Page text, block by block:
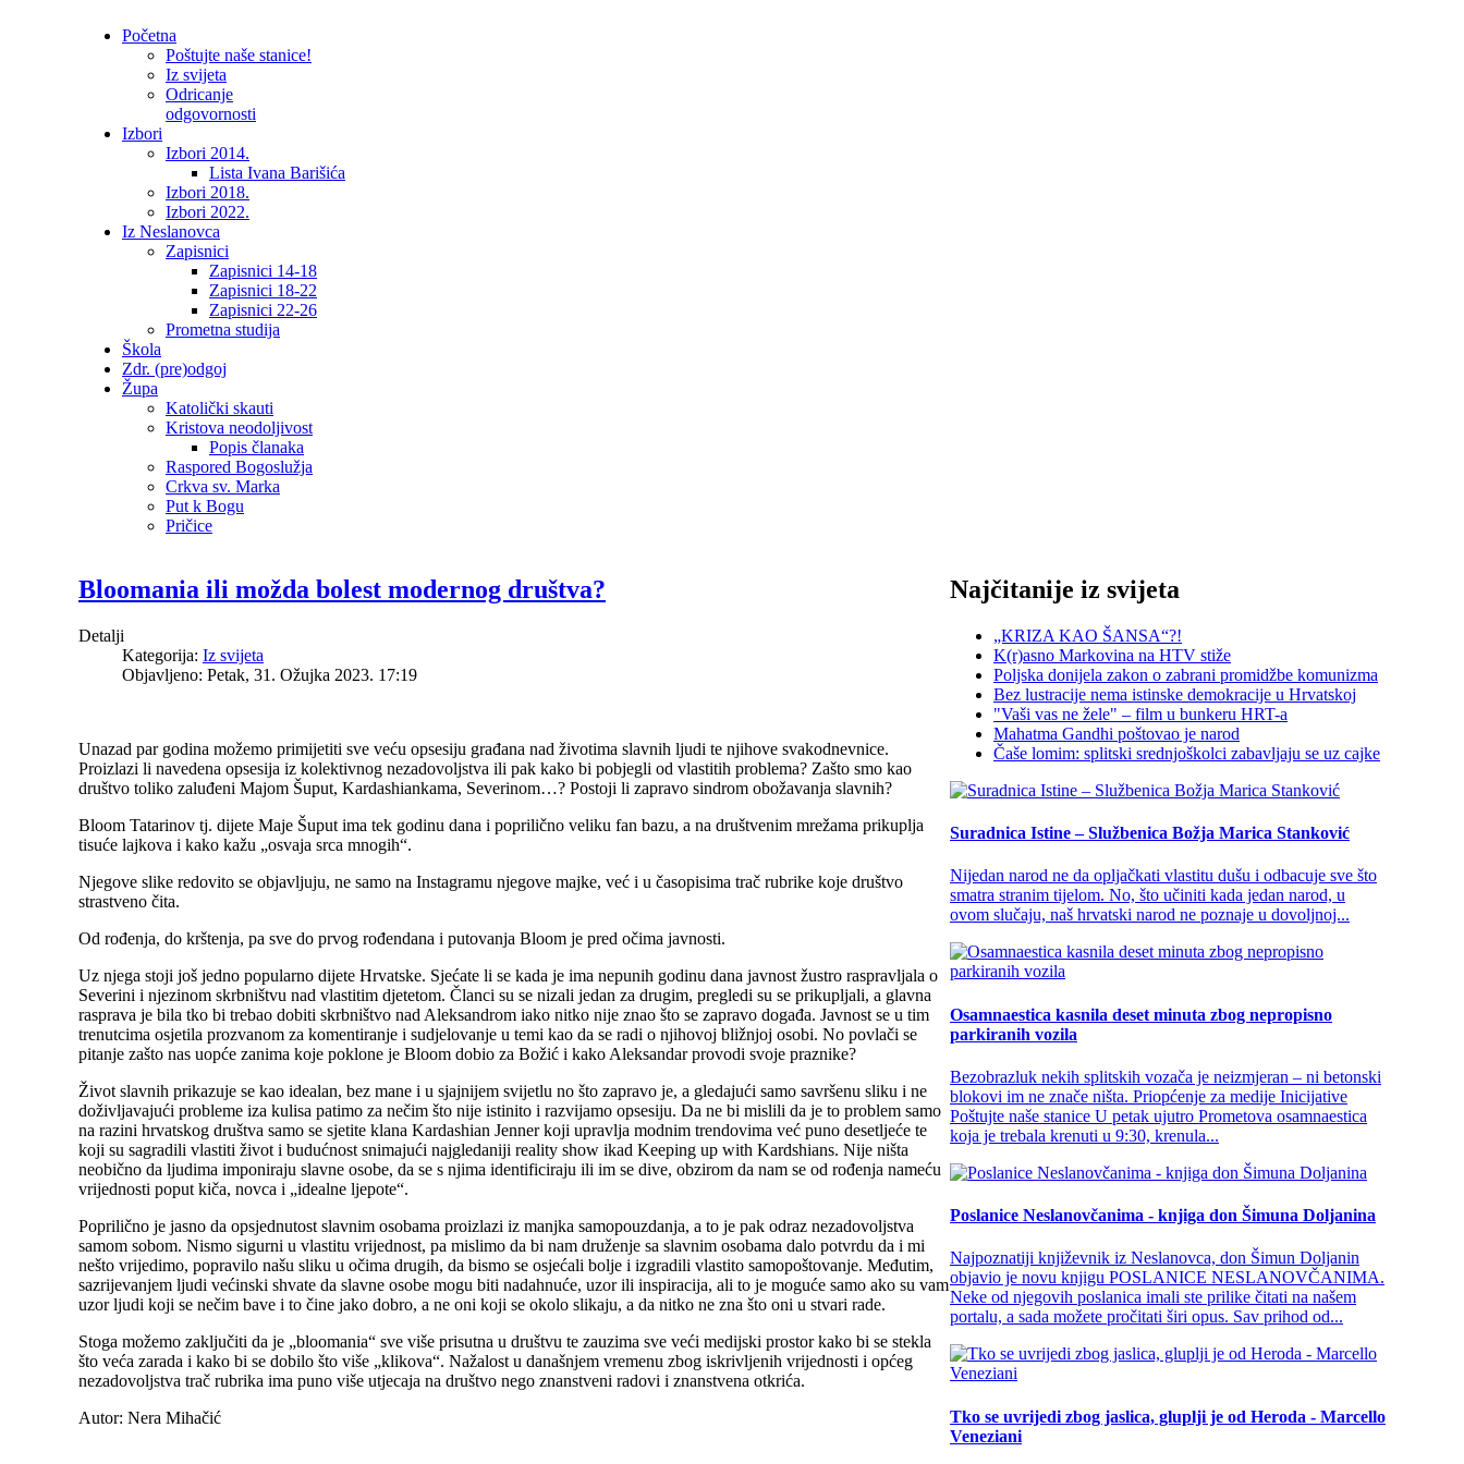
Početna
Poštujte naše stanice!
Iz svijeta
Odricanje
odgovornosti
Izbori
Izbori 2014.
Lista Ivana Barišića
Izbori 2018.
Izbori 2022.
Iz Neslanovca
Zapisnici
Zapisnici 14-18
Zapisnici 18-22
Zapisnici 22-26
Prometna studija
Škola
Zdr. (pre)odgoj
Župa
Katolički skauti
Kristova neodoljivost
Popis članaka
Raspored Bogoslužja
Crkva sv. Marka
Put k Bogu
Pričice
Bloomania ili možda bolest modernog društva?
Detalji
Kategorija: Iz svijeta
Objavljeno: Petak, 31. Ožujka 2023. 17:19
Unazad par godina možemo primijetiti sve veću opsesiju građana nad životima slavnih ljudi te njihove svakodnevnice.
Proizlazi li navedena opsesija iz kolektivnog nezadovoljstva ili pak kako bi pobjegli od vlastitih problema? Zašto smo kao
društvo toliko zaluđeni Majom Šuput, Kardashiankama, Severinom…? Postoji li zapravo sindrom obožavanja slavnih?
Bloom Tatarinov tj. dijete Maje Šuput ima tek godinu dana i poprilično veliku fan bazu, a na društvenim mrežama prikuplja
tisuće lajkova i kako kažu „osvaja srca mnogih“.
Njegove slike redovito se objavljuju, ne samo na Instagramu njegove majke, već i u časopisima trač rubrike koje društvo
strastveno čita.
Od rođenja, do krštenja, pa sve do prvog rođendana i putovanja Bloom je pred očima javnosti.
Uz njega stoji još jedno popularno dijete Hrvatske. Sjećate li se kada je ima nepunih godinu dana javnost žustro raspravljala o
Severini i njezinom skrbništvu nad vlastitim djetetom. Članci su se nizali jedan za drugim, pregledi su se prikupljali, a glavna
rasprava je bila tko bi trebao dobiti skrbništvo nad Aleksandrom iako nitko nije znao što se zapravo događa. Javnost se u tim
trenutcima osjetila prozvanom za komentiranje i sudjelovanje u temi kao da se radi o njihovoj bližnjoj osobi. No povlači se
pitanje zašto nas uopće zanima koje poklone je Bloom dobio za Božić i kako Aleksandar provodi svoje praznike?
Život slavnih prikazuje se kao idealan, bez mane i u sjajnijem svijetlu no što zapravo je, a gledajući samo savršenu sliku i ne
doživljavajući probleme iza kulisa patimo za nečim što nije istinito i razvijamo opsesiju. Da ne bi mislili da je to problem samo
na razini hrvatskog društva samo se sjetite klana Kardashian Jenner koji upravlja modnim trendovima već puno desetljeće te
koji su sagradili vlastiti život i budućnost snimajući najgledaniji reality show ikad Keeping up with Kardshians. Nije ništa
neobično da ljudima imponiraju slavne osobe, da se s njima identificiraju ili im se dive, obzirom da nam se od rođenja nameću
vrijednosti poput kiča, novca i „idealne ljepote“.
Poprilično je jasno da opsjednutost slavnim osobama proizlazi iz manjka samopouzdanja, a to je pak odraz nezadovoljstva
samom sobom. Nismo sigurni u vlastitu vrijednost, pa mislimo da bi nam druženje sa slavnim osobama dalo potvrdu da i mi
nešto vrijedimo, popravilo našu sliku u očima drugih, da bismo se osjećali bolje i izgradili vlastito samopoštovanje. Međutim,
sazrijevanjem ljudi većinski shvate da slavne osobe mogu biti nadahnuće, uzor ili inspiracija, ali to je moguće samo ako su vam
uzor ljudi koji se nečim bave i to čine jako dobro, a ne oni koji se okolo slikaju, a da nitko ne zna što oni u stvari rade.
Stoga možemo zaključiti da je „bloomania“ sve više prisutna u društvu te zauzima sve veći medijski prostor kako bi se stekla
što veća zarada i kako bi se dobilo što više „klikova“. Nažalost u današnjem vremenu zbog iskrivljenih vrijednosti i općeg
nezadovoljstva trač rubrika ima puno više utjecaja na društvo nego znanstveni radovi i znanstvena otkrića.
Autor: Nera Mihačić
Najčitanije iz svijeta
„KRIZA KAO ŠANSA“?!
K(r)asno Markovina na HTV stiže
Poljska donijela zakon o zabrani promidžbe komunizma
Bez lustracije nema istinske demokracije u Hrvatskoj
"Vaši vas ne žele" – film u bunkeru HRT-a
Mahatma Gandhi poštovao je narod
Čaše lomim: splitski srednjoškolci zabavljaju se uz cajke
Suradnica Istine – Službenica Božja Marica Stanković
Nijedan narod ne da opljačkati vlastitu dušu i odbacuje sve što
smatra stranim tijelom. No, što učiniti kada jedan narod, u
ovom slučaju, naš hrvatski narod ne poznaje u dovoljnoj...
Osamnaestica kasnila deset minuta zbog nepropisno
parkiranih vozila
Bezobrazluk nekih splitskih vozača je neizmjeran – ni betonski
blokovi im ne znače ništa. Priopćenje za medije Inicijative
Poštujte naše stanice U petak ujutro Prometova osamnaestica
koja je trebala krenuti u 9:30, krenula...
Poslanice Neslanovčanima - knjiga don Šimuna Doljanina
Najpoznatiji književnik iz Neslanovca, don Šimun Doljanin
objavio je novu knjigu POSLANICE NESLANOVČANIMA.
Neke od njegovih poslanica imali ste prilike čitati na našem
portalu, a sada možete pročitati širi opus. Sav prihod od...
Tko se uvrijedi zbog jaslica, gluplji je od Heroda - Marcello
Veneziani